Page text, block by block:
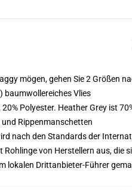
mögen, gehen Sie 2 Größen
baumwollereiches Vlies
Polyester. Heather Grey ist
Rippenmanschetten
nach den Standards der
Rohlinge von Herstellern aus,
lokalen Drittanbieter-Führer